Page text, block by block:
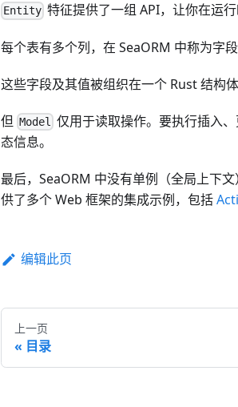
Entity 特征提供了一组 API，让你在运
每个表有多个列，在 SeaORM 中称为字
这些字段及其值被组织在一个 Rust 结构
但 Model 仅用于读取操作。要执行插入
态信息。
最后，SeaORM 中没有单例（全局上下
供了多个 Web 框架的集成示例，包括
编辑此页
上一页
目录